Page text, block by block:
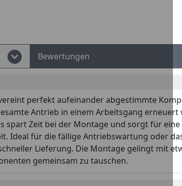
Bewertungen
perfekt aufeinander abgestimmte
Antrieb in einem Arbeitsgang
spart Zeit bei der Montage und sorgt für
Ideal für die fällige Antriebswartung oder
Lieferung. Die Montage gelingt mit
gemeinsam zu tauschen.